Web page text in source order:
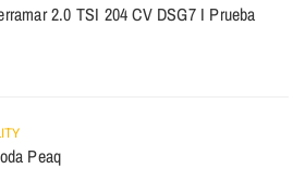
2.0 TSI 204 CV DSG7 I Prueba
Peaq